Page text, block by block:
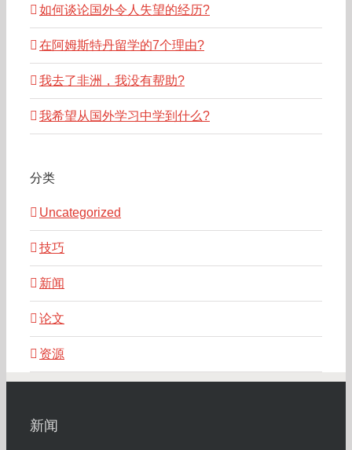
如何谈论国外令人失望的经历?
在阿姆斯特丹留学的7个理由?
我去了非洲，我没有帮助?
我希望从国外学习中学到什么?
分类
Uncategorized
技巧
新闻
论文
资源
新闻